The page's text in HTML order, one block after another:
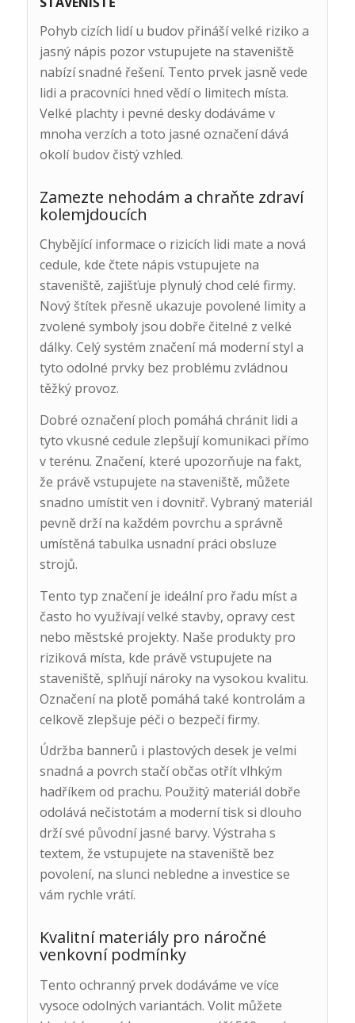
Pohyb cizích lidí u budov přináší velké riziko a
jasný nápis pozor vstupujete na staveniště
nabízí snadné řešení. Tento prvek jasně vede
lidi a pracovníci hned vědí o limitech místa.
Velké plachty i pevné desky dodáváme v
mnoha verzích a toto jasné označení dává
okolí budov čistý vzhled.
Zamezte nehodám a chraňte zdraví
kolemjdoucích
Chybějící informace o rizicích lidi mate a nová
cedule, kde čtete nápis vstupujete na
staveniště, zajišťuje plynulý chod celé firmy.
Nový štítek přesně ukazuje povolené limity a
zvolené symboly jsou dobře čitelné z velké
dálky. Celý systém značení má moderní styl a
tyto odolné prvky bez problému zvládnou
těžký provoz.
Dobré označení ploch pomáhá chránit lidi a
tyto vkusné cedule zlepšují komunikaci přímo
v terénu. Značení, které upozorňuje na fakt,
že právě vstupujete na staveniště, můžete
snadno umístit ven i dovnitř. Vybraný materiál
pevně drží na každém povrchu a správně
umístěná tabulka usnadní práci obsluze
strojů.
Tento typ značení je ideální pro řadu míst a
často ho využívají velké stavby, opravy cest
nebo městské projekty. Naše produkty pro
riziková místa, kde právě vstupujete na
staveniště, splňují nároky na vysokou kvalitu.
Označení na plotě pomáhá také kontrolám a
celkově zlepšuje péči o bezpečí firmy.
Údržba bannerů i plastových desek je velmi
snadná a povrch stačí občas otřít vlhkým
hadříkem od prachu. Použitý materiál dobře
odolává nečistotám a moderní tisk si dlouho
drží své původní jasné barvy. Výstraha s
textem, že vstupujete na staveniště bez
povolení, na slunci nebledne a investice se
vám rychle vrátí.
Kvalitní materiály pro náročné
venkovní podmínky
Tento ochranný prvek dodáváme ve více
vysoce odolných variantách. Volit můžete